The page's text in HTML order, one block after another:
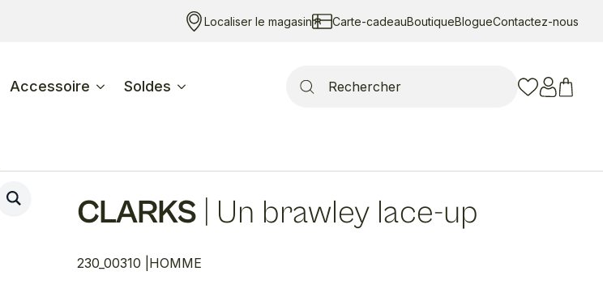
Localiser le magasin Carte-cadeauBoutiqueBlogueContactez-nous
Accessoire Soldes
for:
CLARKS Un brawley lace-up
230_00310 | HOMME